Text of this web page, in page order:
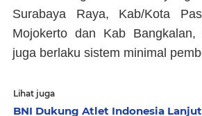
Surabaya Raya, Kab/Kota
Mojokerto dan Kab
juga berlaku sistem minimal
Lihat juga
BNI Dukung Atlet Indonesia